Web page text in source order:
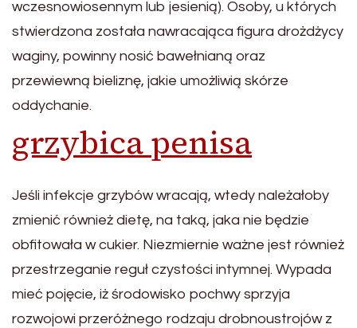
wczesnowiosennym lub jesienią). Osoby, u których
stwierdzona została nawracająca figura drożdżycy
waginy, powinny nosić bawełnianą oraz
przewiewną bieliznę, jakie umożliwią skórze
oddychanie.
grzybica penisa
Jeśli infekcje grzybów wracają, wtedy należałoby
zmienić również dietę, na taką, jaka nie będzie
obfitowała w cukier. Niezmiernie ważne jest również
przestrzeganie reguł czystości intymnej. Wypada
mieć pojęcie, iż środowisko pochwy sprzyja
rozwojowi przeróżnego rodzaju drobnoustrojów z